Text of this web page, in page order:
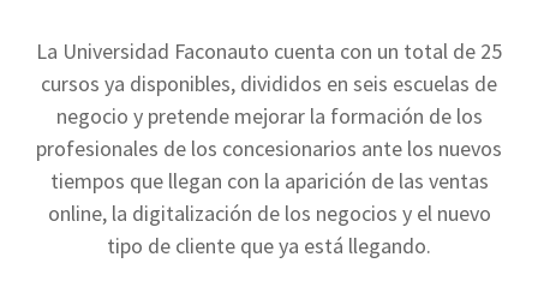
La Universidad Faconauto cuenta con un total de 25
cursos ya disponibles, divididos en seis escuelas de
negocio y pretende mejorar la formación de los
profesionales de los concesionarios ante los nuevos
tiempos que llegan con la aparición de las ventas
online, la digitalización de los negocios y el nuevo
tipo de cliente que ya está llegando.